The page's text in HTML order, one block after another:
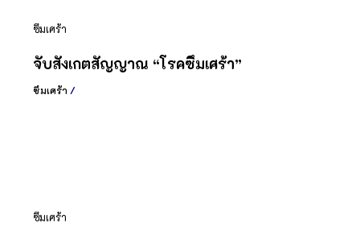
ซึมเศร้า
จับสังเกตสัญญาณ “โรคซึมเศร้า”
ซึมเศร้า /
ซึมเศร้า